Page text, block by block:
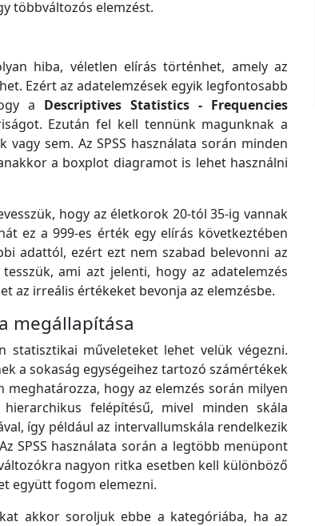
többváltozós elemzést.
hiba, véletlen elírás történhet, amely az
Ezért az adatelemzések egyik legfontosabb
a Descriptives Statistics - Frequencies
Ezután fel kell tennünk magunknak a
sem. Az SPSS használata során minden
a boxplot diagramot is lehet használni
hogy az életkorok 20-tól 35-ig vannak
ez a 999-es érték egy elírás következtében
adattól, ezért ezt nem szabad belevonni az
ami azt jelenti, hogy az adatelemzés
az irreális értékeket bevonja az elemzésbe.
megállapítása
statisztikai műveleteket lehet velük végezni.
a sokaság egységeihez tartozó számértékek
hogy az elemzés során milyen
felépítésű, mivel minden skála
így például az intervallumskála rendelkezik
SPSS használata során a legtöbb menüpont
nagyon ritka esetben kell különböző
együtt fogom elemezni.
akkor soroljuk ebbe a kategóriába, ha az